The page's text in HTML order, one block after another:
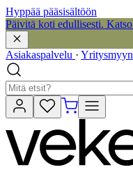
Hyppää pääsisältöön
Päivitä koti edullisesti.
Asiakaspalvelu ·